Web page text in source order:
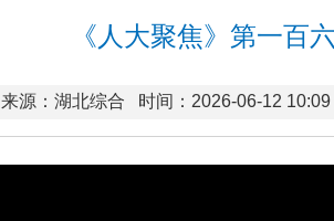
《人大聚焦》第一百
来源：湖北综合 时间：2026-06-12 10:09